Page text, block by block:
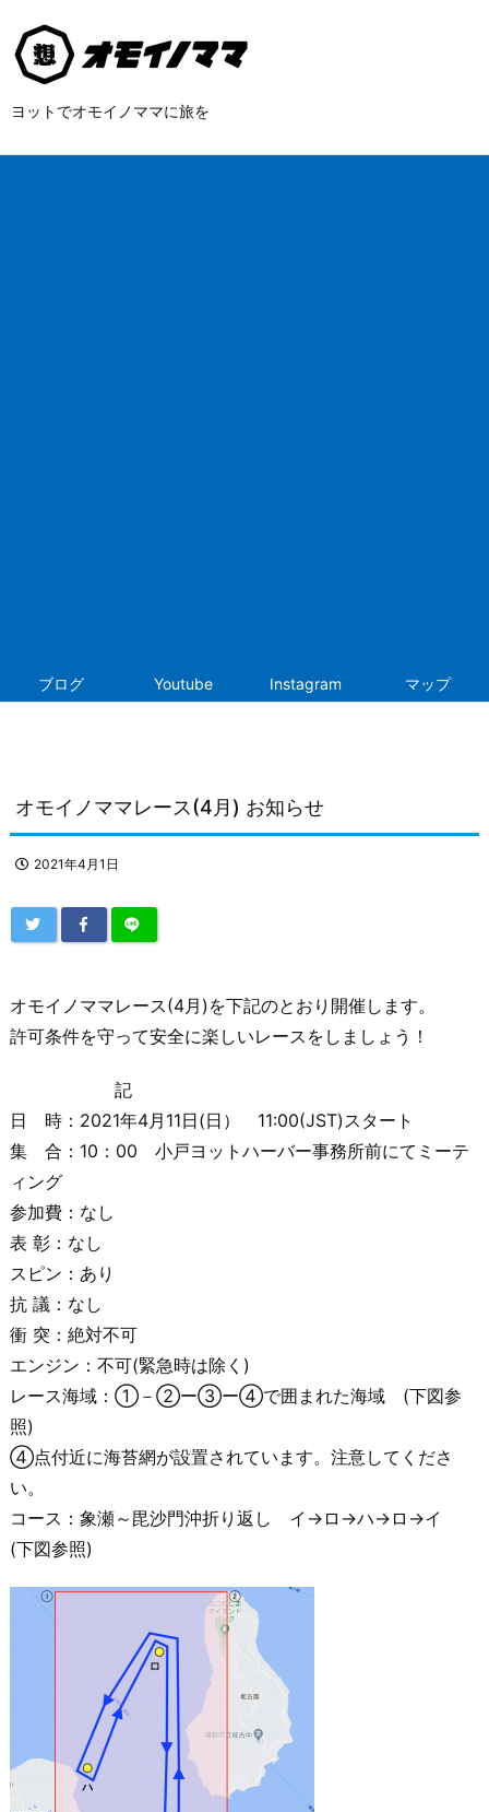
ヨットでオモイノママに旅を
ブログ Youtube Instagram マップ
オモイノママレース(4月) お知らせ
2021年4月1日
オモイノママレース(4月)を下記のとおり開催します。
許可条件を守って安全に楽しいレースをしましょう！
記
日 時：2021年4月11日(日） 11:00(JST)スタート
集 合：10：00 小戸ヨットハーバー事務所前にてミーテ
ィング
参加費：なし
表 彰：なし
スピン：あり
抗 議：なし
衝 突：絶対不可
エンジン：不可(緊急時は除く)
レース海域：①－②ー③ー④で囲まれた海域 (下図参
照)
④点付近に海苔網が設置されています。注意してくださ
い。
コース：象瀬～毘沙門沖折り返し イ→ロ→ハ→ロ→イ
(下図参照)